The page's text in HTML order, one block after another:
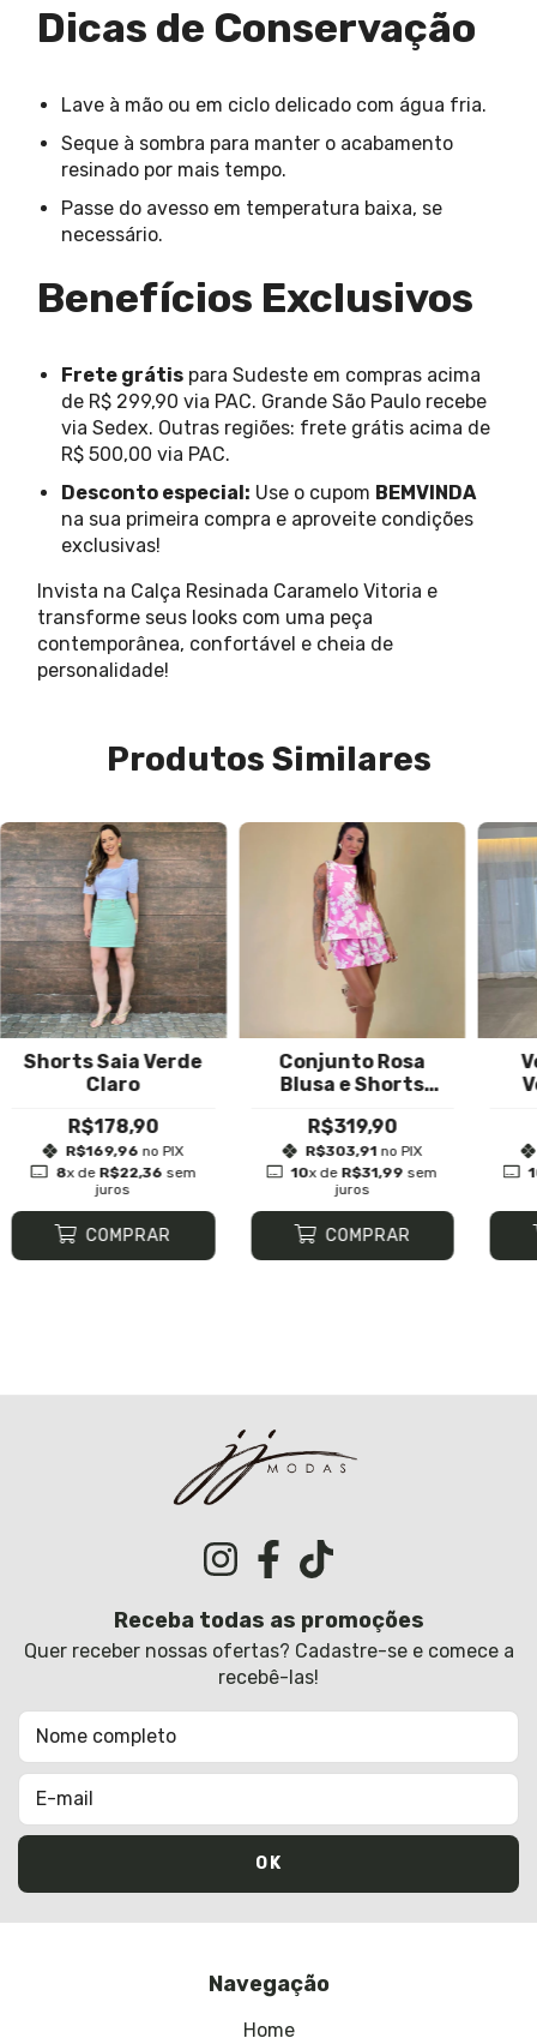
Dicas de Conservação
Lave à mão ou em ciclo delicado com água fria.
Seque à sombra para manter o acabamento
resinado por mais tempo.
Passe do avesso em temperatura baixa, se
necessário.
Benefícios Exclusivos
Frete grátis para Sudeste em compras acima
de R$ 299,90 via PAC. Grande São Paulo recebe
via Sedex. Outras regiões: frete grátis acima de
R$ 500,00 via PAC.
Desconto especial: Use o cupom BEMVINDA
na sua primeira compra e aproveite condições
exclusivas!
Invista na Calça Resinada Caramelo Vitoria e
transforme seus looks com uma peça
contemporânea, confortável e cheia de
personalidade!
Produtos Similares
Shorts Saia Verde
Claro
R$178,90
R$169,96 no PIX
8x de R$22,36 sem
juros
COMPRAR
Conjunto Rosa
Blusa e Shorts
R$319,90
R$303,91 no PIX
10x de R$31,99 sem
juros
COMPRAR
Receba todas as promoções
Quer receber nossas ofertas? Cadastre-se e comece a
recebê-las!
Navegação
Home